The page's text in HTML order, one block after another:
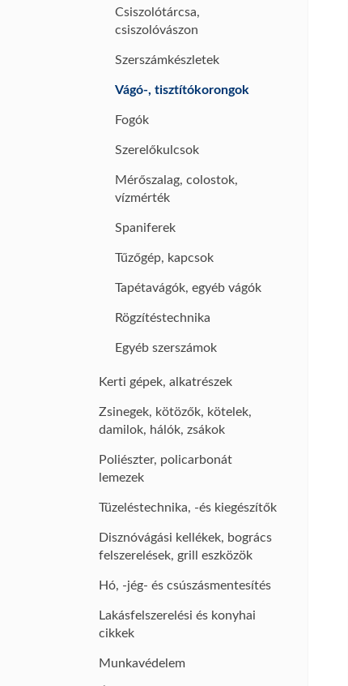
Csiszolótárcsa,
csiszolóvászon
Szerszámkészletek
Vágó-, tisztítókorongok
Fogók
Szerelőkulcsok
Mérőszalag, colostok,
vízmérték
Spaniferek
Tűzőgép, kapcsok
Tapétavágók, egyéb vágók
Rögzítéstechnika
Egyéb szerszámok
Kerti gépek, alkatrészek
Zsinegek, kötözők, kötelek,
damilok, hálók, zsákok
Poliészter, policarbonát
lemezek
Tüzeléstechnika, -és kiegészítők
Disznóvágási kellékek, bogrács
felszerelések, grill eszközök
Hó, -jég- és csúszásmentesítés
Lakásfelszerelési és konyhai
cikkek
Munkavédelem